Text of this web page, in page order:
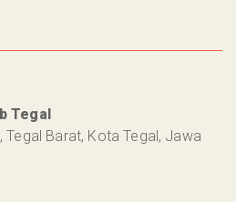
Tegal
Barat, Kota Tegal, Jawa